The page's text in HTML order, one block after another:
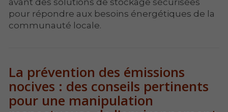
pour répondre aux besoins énergétiques de la
communauté locale.
La prévention des émissions
nocives : des conseils pertinents
pour une manipulation